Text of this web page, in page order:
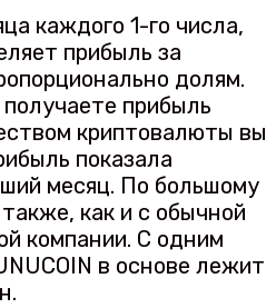
каждого 1-го числа,
прибыль за
долям.
прибыль
криптовалюты вы
показала
месяц. По большому
как и с обычной
компании. С одним
в основе лежит